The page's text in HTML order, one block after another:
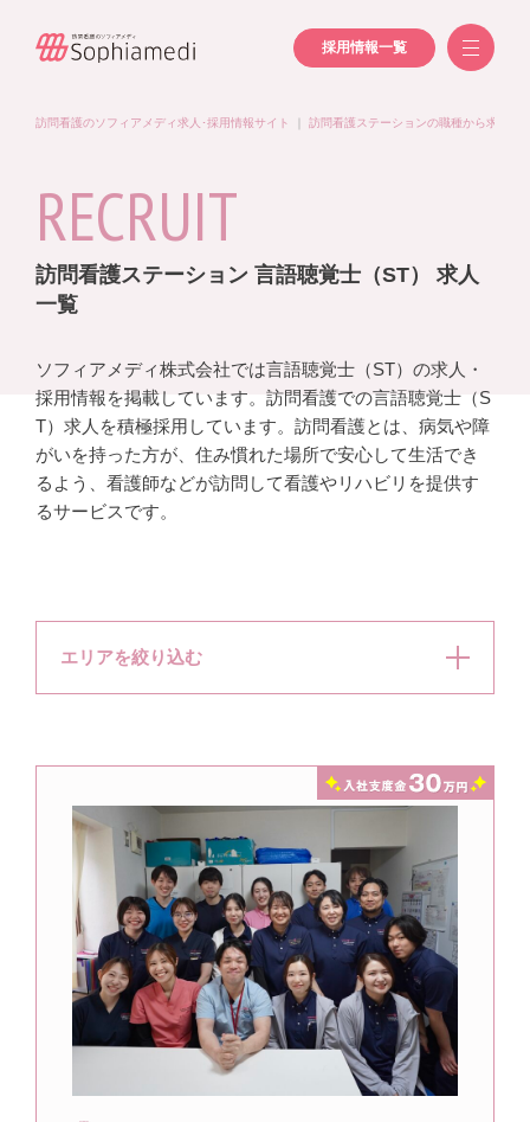
採用情報一覧
訪問看護のソフィアメディ求人･採用情報サイト 訪問看護ステーションの職種から求人を
RECRUIT
訪問看護ステーション 言語聴覚士（ST） 求人
一覧
ソフィアメディ株式会社では言語聴覚士（ST）の求人・
採用情報を掲載しています。訪問看護での言語聴覚士（S
T）求人を積極採用しています。訪問看護とは、病気や障
がいを持った方が、住み慣れた場所で安心して生活でき
るよう、看護師などが訪問して看護やリハビリを提供す
るサービスです。
エリアを絞り込む